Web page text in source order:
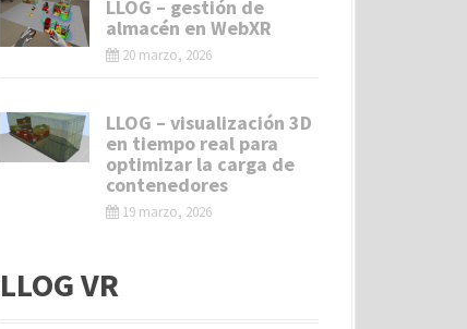
LLOG – gestión de
almacén en WebXR
20 marzo, 2026
LLOG – visualización 3D
en tiempo real para
optimizar la carga de
contenedores
19 marzo, 2026
LLOG VR